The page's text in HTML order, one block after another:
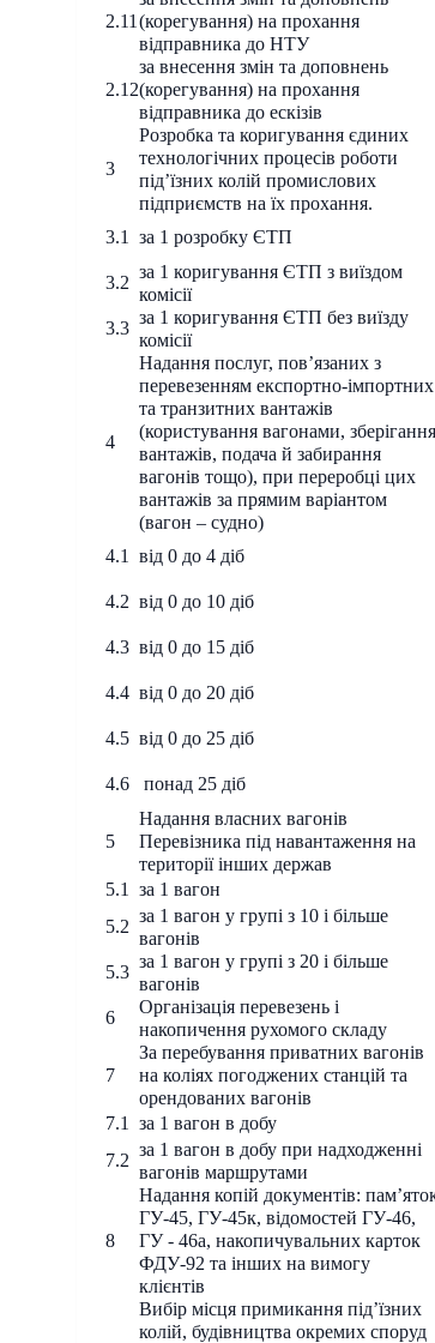
2.11 (корегування) на прохання
відправника до НТУ
2.12
за внесення змін та доповнень
(корегування) на прохання
відправника до ескізів
3
Розробка та коригування єдиних
технологічних процесів роботи
під’їзних колій промислових
підприємств на їх прохання.
3.1 за 1 розробку ЄТП
3.2
за 1 коригування ЄТП з виїздом
комісії
3.3
за 1 коригування ЄТП без виїзду
комісії
4
Надання послуг, пов’язаних з
перевезенням експортно-імпортних
та транзитних вантажів
(користування вагонами, зберігання
вантажів, подача й забирання
вагонів тощо), при переробці цих
вантажів за прямим варіантом
(вагон – судно)
4.1
від 0 до 4 діб
4.2 від 0 до 10 діб
4.3 від 0 до 15 діб
4.4 від 0 до 20 діб
4.5 від 0 до 25 діб
4.6 понад 25 діб
5
Надання власних вагонів
Перевізника під навантаження на
території інших держав
5.1
за 1 вагон
5.2
за 1 вагон у групі з 10 і більше
вагонів
5.3
за 1 вагон у групі з 20 і більше
вагонів
6
Організація перевезень і
накопичення рухомого складу
7
За перебування приватних вагонів
на коліях погоджених станцій та
орендованих вагонів
7.1
за 1 вагон в добу
7.2
за 1 вагон в добу при надходженні
вагонів маршрутами
8
Надання копій документів:
ГУ-45, ГУ-45к, відомостей ГУ-46,
ГУ - 46а, накопичувальних карток
ФДУ-92 та інших на вимогу
клієнтів
Вибір місця примикання під’їзних
колій, будівництва окремих споруд